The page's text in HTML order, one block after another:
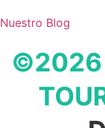
Nuestro Blog
©2026